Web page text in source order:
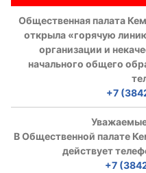
УСТАВ ГКУ
Доходы
Общественная палата
открыла «горячую
организации и
начального общего
+7
В Общественной палате
действует
+7